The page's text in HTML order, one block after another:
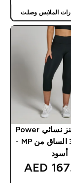
الملابس وصلت
بنطال ليجنز نسائي Power
بطول 3/4 الساق من MP -
أسود